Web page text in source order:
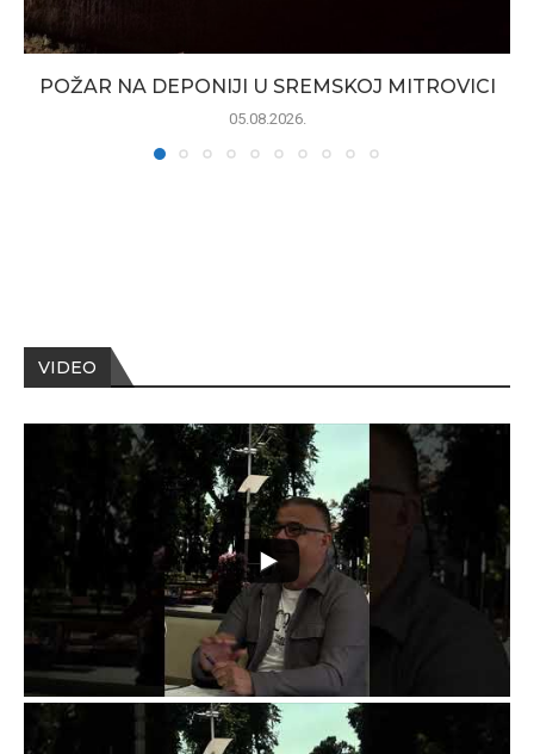
POŽAR NA DEPONIJI U SREMSKOJ MITROVICI
05.08.2026.
VIDEO